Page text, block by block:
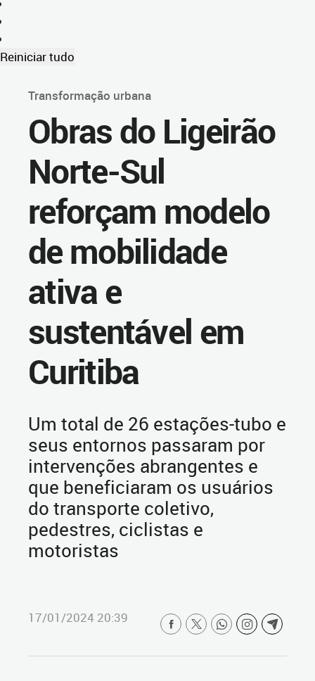
Reiniciar tudo
Transformação urbana
Obras do Ligeirão
Norte-Sul
reforçam modelo
de mobilidade
ativa e
sustentável em
Curitiba
Um total de 26 estações-tubo e
seus entornos passaram por
intervenções abrangentes e
que beneficiaram os usuários
do transporte coletivo,
pedestres, ciclistas e
motoristas
17/01/2024 20:39